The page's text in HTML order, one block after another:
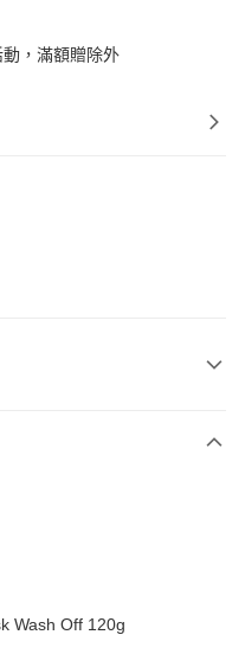
，滿額贈除外
Wash Off 120g